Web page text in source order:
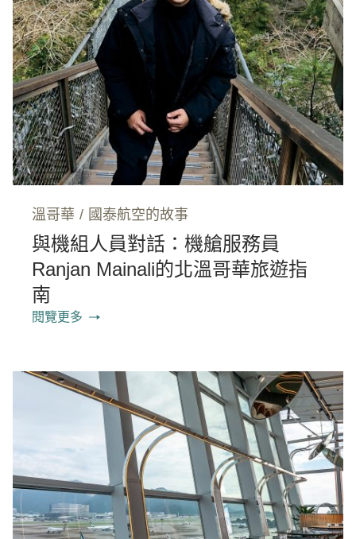
溫哥華 / 國泰航空的故事
與機組人員對話：機艙服務員
Ranjan Mainali的北溫哥華旅遊指
南
閱覽更多